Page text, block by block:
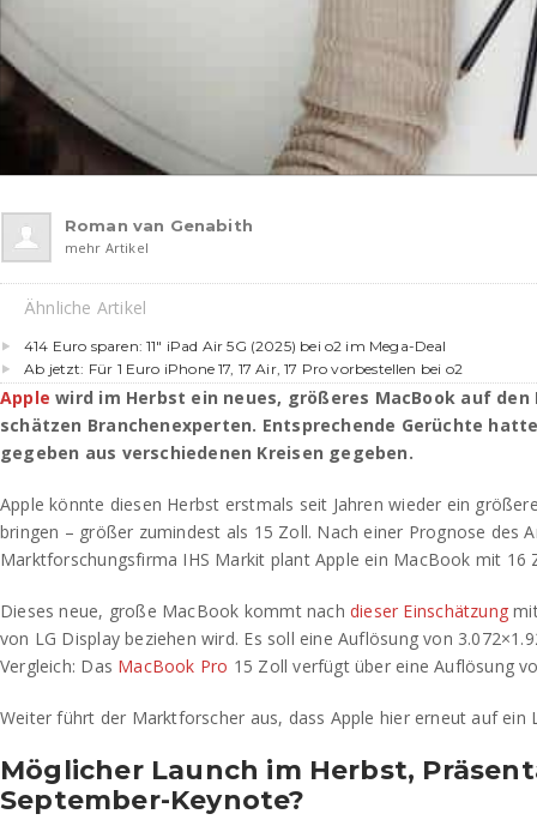
Roman van Genabith
mehr Artikel
Ähnliche Artikel
414 Euro sparen: 11″ iPad Air 5G (2025) bei o2 im Mega-Deal
Ab jetzt: Für 1 Euro iPhone 17, 17 Air, 17 Pro vorbestellen bei o2
Apple wird im Herbst ein neues, größeres MacBook auf
schätzen Branchenexperten. Entsprechende Gerüchte
gegeben aus verschiedenen Kreisen gegeben.
Apple könnte diesen Herbst erstmals seit Jahren wieder ein
bringen – größer zumindest als 15 Zoll. Nach einer Prognose des
Marktforschungsfirma IHS Markit plant Apple ein MacBook mit 16
Dieses neue, große MacBook kommt nach dieser Einschätzungmit
von LG Display beziehen wird. Es soll eine Auflösung von
Vergleich: Das MacBook Pro 15 Zoll verfügt über eine Auflösung
Weiter führt der Marktforscher aus, dass Apple hier erneut auf ein
Möglicher Launch im Herbst,
September-Keynote?